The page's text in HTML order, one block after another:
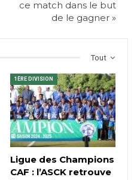
ce match dans le but
de le gagner »
Tout
1ÈRE DIVISION
Ligue des Champions
CAF : l’ASCK retrouve